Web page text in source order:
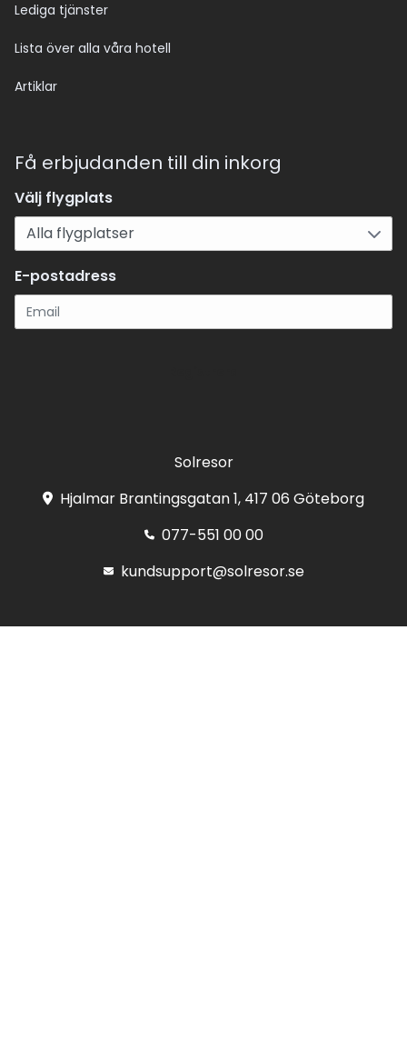
Lediga tjänster
Lista över alla våra hotell
Artiklar
Få erbjudanden till din inkorg
Välj flygplats
E-postadress
Solresor
Hjalmar Brantingsgatan 1, 417 06 Göteborg
077-551 00 00
kundsupport@solresor.se